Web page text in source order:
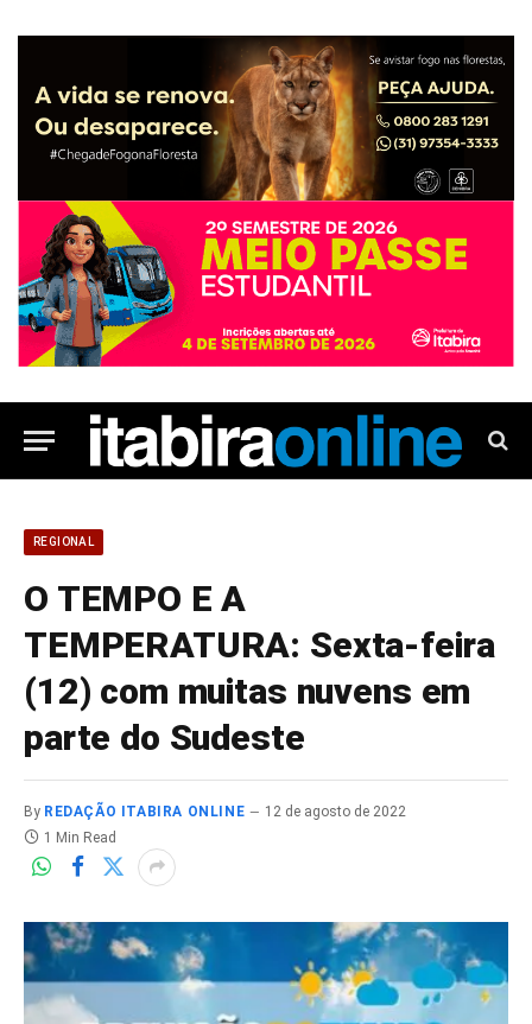
REGIONAL
O TEMPO E A
TEMPERATURA: Sexta-feira
(12) com muitas nuvens em
parte do Sudeste
By REDAÇÃO ITABIRA ONLINE
12 de agosto de 2022
1 Min Read